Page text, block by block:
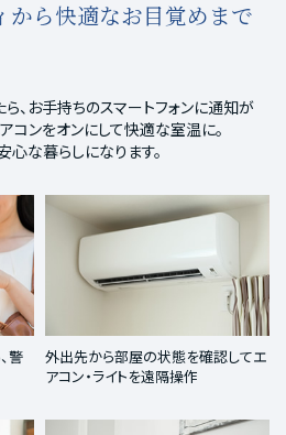
から快適なお目覚めまで
、お手持ちのスマートフォンに通知が
コンをオンにして快適な室温に。
心な暮らしになります。
警
外出先から部屋の状態を確認してエ
アコン・ライトを遠隔操作